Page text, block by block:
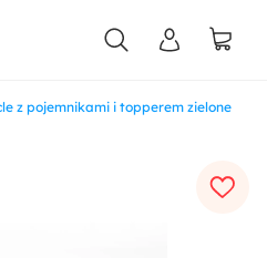
z pojemnikami i topperem zielone